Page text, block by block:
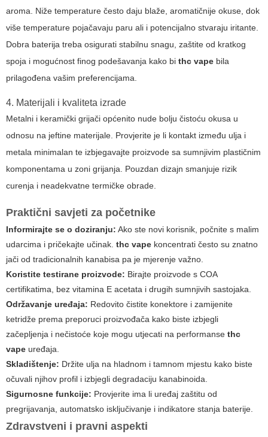
aroma. Niže temperature često daju blaže, aromatičnije okuse, dok
više temperature pojačavaju paru ali i potencijalno stvaraju iritante.
Dobra baterija treba osigurati stabilnu snagu, zaštite od kratkog
spoja i mogućnost finog podešavanja kako bi thc vape bila
prilagođena vašim preferencijama.
4. Materijali i kvaliteta izrade
Metalni i keramički grijači općenito nude bolju čistoću okusa u
odnosu na jeftine materijale. Provjerite je li kontakt između ulja i
metala minimalan te izbjegavajte proizvode sa sumnjivim plastičnim
komponentama u zoni grijanja. Pouzdan dizajn smanjuje rizik
curenja i neadekvatne termičke obrade.
Praktični savjeti za početnike
Informirajte se o doziranju: Ako ste novi korisnik, počnite s malim
udarcima i pričekajte učinak. thc vape koncentrati često su znatno
jači od tradicionalnih kanabisa pa je mjerenje važno.
Koristite testirane proizvode: Birajte proizvode s COA
certifikatima, bez vitamina E acetata i drugih sumnjivih sastojaka.
Održavanje uređaja: Redovito čistite konektore i zamijenite
ketridže prema preporuci proizvođača kako biste izbjegli
začepljenja i nečistoće koje mogu utjecati na performanse thc
vape uređaja.
Skladištenje: Držite ulja na hladnom i tamnom mjestu kako biste
očuvali njihov profil i izbjegli degradaciju kanabinoida.
Sigurnosne funkcije: Provjerite ima li uređaj zaštitu od
pregrijavanja, automatsko isključivanje i indikatore stanja baterije.
Zdravstveni i pravni aspekti